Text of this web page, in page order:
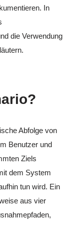
In
die Verwendung
Abfolge von
Benutzer und
Ziels
dem System
tun wird. Ein
aus vier